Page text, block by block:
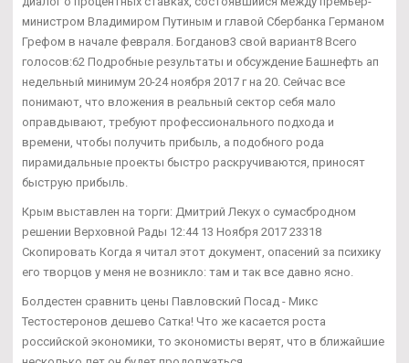
министром Владимиром Путиным и главой Сбербанка Германом
Грефом в начале февраля. Богданов3 свой вариант8 Всего
голосов:62 Подробные результаты и обсуждение Башнефть ап
недельный минимум 20-24 ноября 2017 г на 20. Сейчас все
понимают, что вложения в реальный сектор себя мало
оправдывают, требуют профессионального подхода и
времени, чтобы получить прибыль, а подобного рода
пирамидальные проекты быстро раскручиваются, приносят
быструю прибыль.
Крым выставлен на торги: Дмитрий Лекух о сумасбродном
решении Верховной Рады 12:44 13 Ноября 2017 23318
Скопировать Когда я читал этот документ, опасений за психику
его творцов у меня не возникло: там и так все давно ясно.
Болдестен сравнить цены Павловский Посад - Микс
Тестостеронов дешево Сатка! Что же касается роста
российской экономики, то экономисты верят, что в ближайшие